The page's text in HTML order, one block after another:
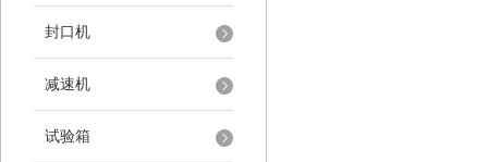
封口机
减速机
试验箱